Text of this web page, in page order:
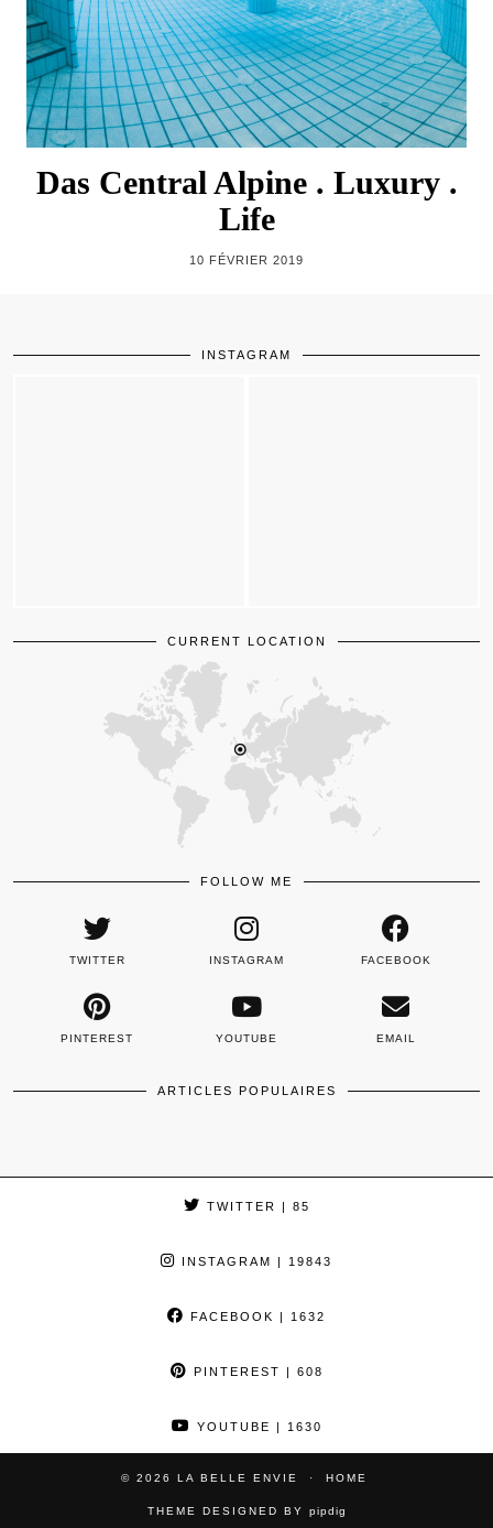
Das Central Alpine . Luxury .
Life
10 FÉVRIER 2019
INSTAGRAM
CURRENT LOCATION
FOLLOW ME
TWITTER INSTAGRAM FACEBOOK
PINTEREST YOUTUBE EMAIL
ARTICLES POPULAIRES
TWITTER | 85
INSTAGRAM | 19843
FACEBOOK | 1632
PINTEREST | 608
YOUTUBE | 1630
© 2026 LA BELLE ENVIE HOME
THEME DESIGNED BY pipdig